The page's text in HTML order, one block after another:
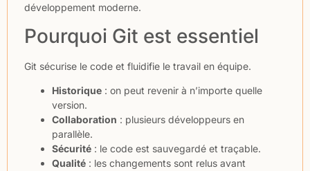
développement moderne.
Pourquoi Git est essentiel
Git sécurise le code et fluidifie le travail en équipe.
Historique : on peut revenir à n’importe quelle
version.
Collaboration : plusieurs développeurs en
parallèle.
Sécurité : le code est sauvegardé et traçable.
Qualité : les changements sont relus avant